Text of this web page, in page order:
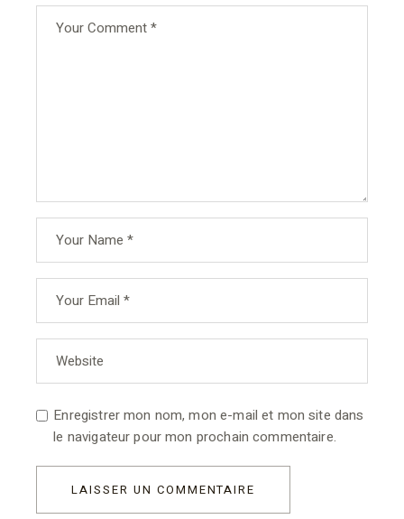
Enregistrer mon nom, mon e-mail et mon site dans
le navigateur pour mon prochain commentaire.
LAISSER UN COMMENTAIRE